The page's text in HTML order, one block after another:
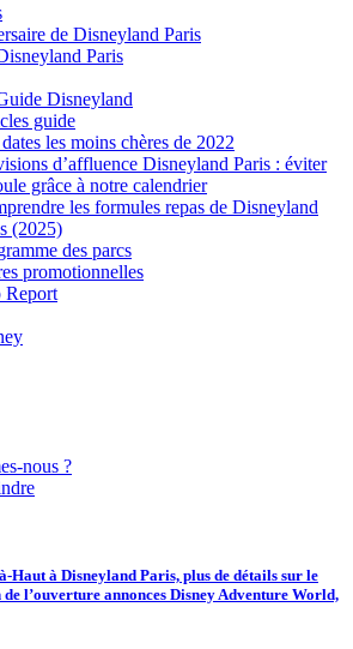
de Disneyland Paris
Paris
Disneyland
guide
les moins chères de 2022
d’affluence Disneyland Paris : éviter
grâce à notre calendrier
les formules repas de Disneyland
(2025)
des parcs
promotionnelles
Report
nous ?
Haut à Disneyland Paris, plus de détails sur le
l’ouverture annonces Disney Adventure World,